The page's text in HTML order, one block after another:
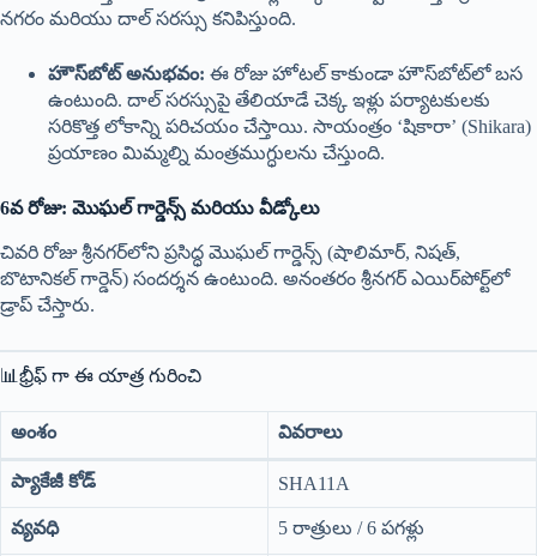
నగరం మరియు దాల్ సరస్సు కనిపిస్తుంది.
హౌస్‌బోట్ అనుభవం: ఈ రోజు హోటల్ కాకుండా హౌస్‌బోట్‌లో బస
ఉంటుంది. దాల్ సరస్సుపై తేలియాడే చెక్క ఇళ్లు పర్యాటకులకు
సరికొత్త లోకాన్ని పరిచయం చేస్తాయి. సాయంత్రం ‘షికారా’ (Shikara)
ప్రయాణం మిమ్మల్ని మంత్రముగ్ధులను చేస్తుంది.
6వ రోజు: మొఘల్ గార్డెన్స్ మరియు వీడ్కోలు
చివరి రోజు శ్రీనగర్‌లోని ప్రసిద్ధ మొఘల్ గార్డెన్స్ (షాలిమార్, నిషత్,
బొటానికల్ గార్డెన్) సందర్శన ఉంటుంది. అనంతరం శ్రీనగర్ ఎయిర్‌పోర్ట్‌లో
డ్రాప్ చేస్తారు.
📊భ్రీఫ్ గా ఈ యాత్ర గురించి
అంశం వివరాలు
ప్యాకేజీ కోడ్ SHA11A
వ్యవధి 5 రాత్రులు / 6 పగళ్లు